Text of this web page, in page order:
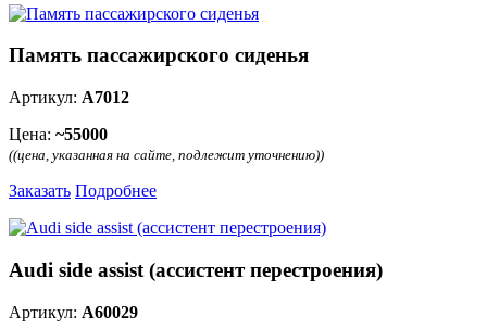
Память пассажирского сиденья
Артикул: А7012
Цена: ~55000
((цена, указанная на сайте, подлежит уточнению))
Заказать Подробнее
Audi side assist (ассистент перестроения)
Артикул: A60029